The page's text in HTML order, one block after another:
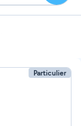
Particulier